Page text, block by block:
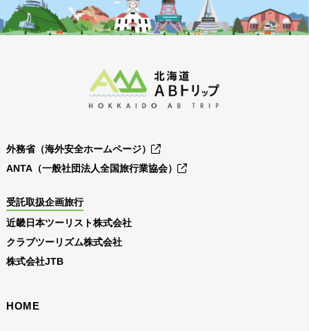
外務省（海外安全ホームページ）
ANTA（一般社団法人全国旅行業協会）
受託取扱企画旅行
近畿日本ツーリスト株式会社
クラブツーリズム株式会社
株式会社JTB
HOME